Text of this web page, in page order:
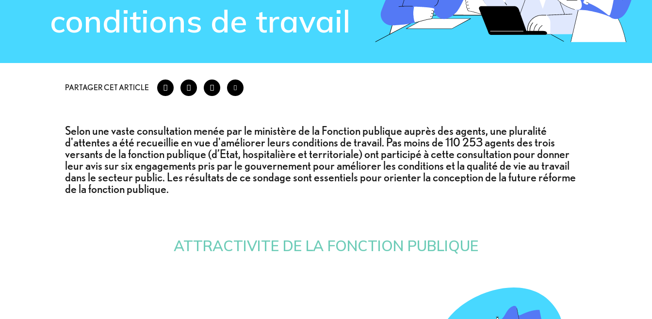
conditions de travail
PARTAGER CET ARTICLE
Selon une vaste consultation menée par le ministère de la Fonction publique auprès des agents, une pluralité
d'attentes a été recueillie en vue d'améliorer leurs conditions de travail. Pas moins de 110 253 agents des trois
versants de la fonction publique (d’Etat, hospitalière et territoriale) ont participé à cette consultation pour donner
leur avis sur six engagements pris par le gouvernement pour améliorer les conditions et la qualité de vie au travail
dans le secteur public. Les résultats de ce sondage sont essentiels pour orienter la conception de la future réforme
de la fonction publique.
ATTRACTIVITE DE LA FONCTION PUBLIQUE